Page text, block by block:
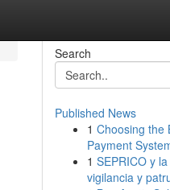
Search
Published News
1 Choosing the
Payment
1 SEPRICO y
vigilancia y